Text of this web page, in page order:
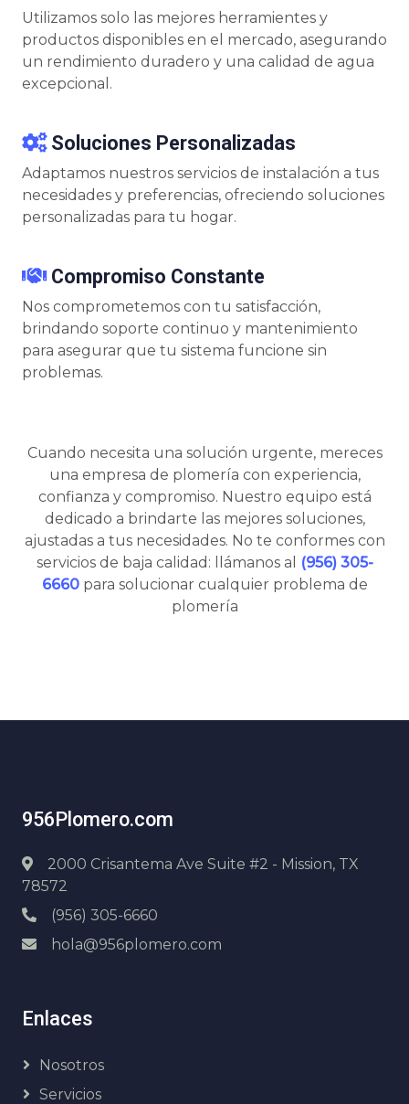
Utilizamos solo las mejores herramientes y
productos disponibles en el mercado, asegurando
un rendimiento duradero y una calidad de agua
excepcional.
Soluciones Personalizadas
Adaptamos nuestros servicios de instalación a tus
necesidades y preferencias, ofreciendo soluciones
personalizadas para tu hogar.
Compromiso Constante
Nos comprometemos con tu satisfacción,
brindando soporte continuo y mantenimiento
para asegurar que tu sistema funcione sin
problemas.
Cuando necesita una solución urgente, mereces
una empresa de plomería con experiencia,
confianza y compromiso. Nuestro equipo está
dedicado a brindarte las mejores soluciones,
ajustadas a tus necesidades. No te conformes con
servicios de baja calidad: llámanos al
(956) 305-
6660para solucionar cualquier problema de
plomería
956Plomero.com
2000 Crisantema Ave Suite #2 - Mission, TX
78572
(956) 305-6660
hola@956plomero.com
Enlaces
Nosotros
Servicios